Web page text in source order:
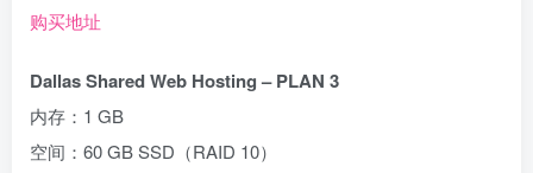
购买地址
Dallas Shared Web Hosting – PLAN 3
内存：1 GB
空间：60 GB SSD（RAID 10）